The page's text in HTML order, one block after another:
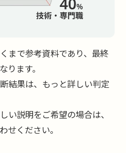
まで参考資料であり、最終
ります。
結果は、もっと詳しい判定
い説明をご希望の場合は、
せください。